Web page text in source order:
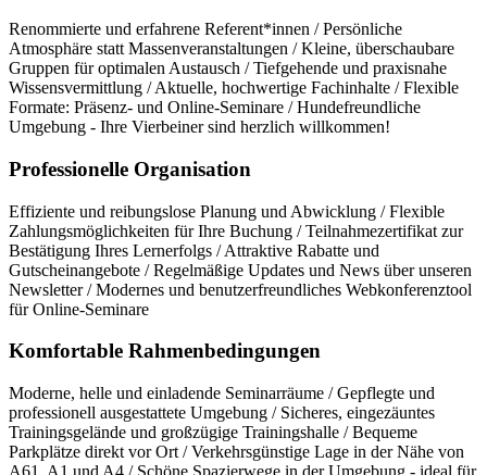
Renommierte und erfahrene Referent*innen / Persönliche
Atmosphäre statt Massenveranstaltungen / Kleine, überschaubare
Gruppen für optimalen Austausch / Tiefgehende und praxisnahe
Wissensvermittlung / Aktuelle, hochwertige Fachinhalte / Flexible
Formate: Präsenz- und Online-Seminare / Hundefreundliche
Umgebung - Ihre Vierbeiner sind herzlich willkommen!
Professionelle Organisation
Effiziente und reibungslose Planung und Abwicklung / Flexible
Zahlungsmöglichkeiten für Ihre Buchung / Teilnahmezertifikat zur
Bestätigung Ihres Lernerfolgs / Attraktive Rabatte und
Gutscheinangebote / Regelmäßige Updates und News über unseren
Newsletter / Modernes und benutzerfreundliches Webkonferenztool
für Online-Seminare
Komfortable Rahmenbedingungen
Moderne, helle und einladende Seminarräume / Gepflegte und
professionell ausgestattete Umgebung / Sicheres, eingezäuntes
Trainingsgelände und großzügige Trainingshalle / Bequeme
Parkplätze direkt vor Ort / Verkehrsgünstige Lage in der Nähe von
A61, A1 und A4 / Schöne Spazierwege in der Umgebung - ideal für